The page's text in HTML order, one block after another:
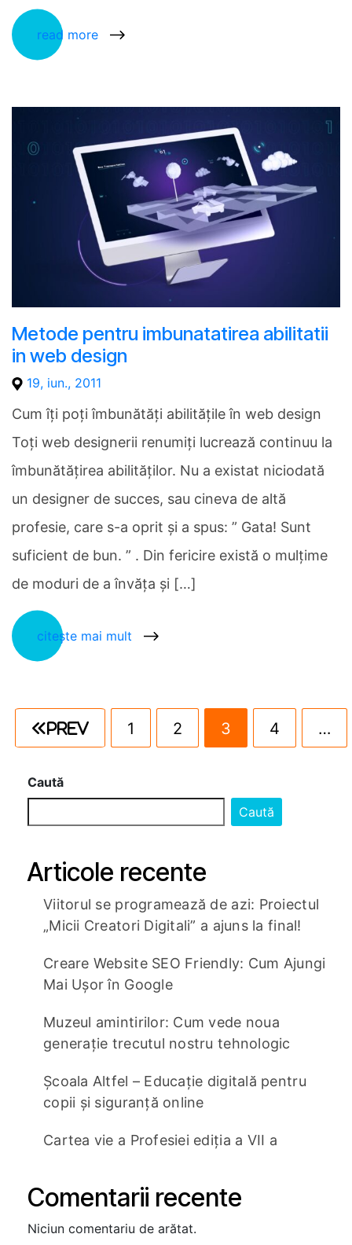
read more
Metode pentru imbunatatirea abilitatii
in web design
19, iun., 2011
Cum îți poți îmbunătăți abilitățile în web design
Toţi web designerii renumiţi lucrează continuu la
îmbunătăţirea abilităţilor. Nu a existat niciodată
un designer de succes, sau cineva de altă
profesie, care s-a oprit şi a spus: ” Gata! Sunt
suficient de bun. ” . Din fericire există o mulţime
de moduri de a învăţa şi […]
citește mai mult
Prev 1 2 3 4 …
Caută
Caută
Articole recente
Viitorul se programează de azi: Proiectul
„Micii Creatori Digitali” a ajuns la final!
Creare Website SEO Friendly: Cum Ajungi
Mai Ușor în Google
Muzeul amintirilor: Cum vede noua
generație trecutul nostru tehnologic
Școala Altfel – Educație digitală pentru
copii și siguranță online
Cartea vie a Profesiei ediția a VII a
Comentarii recente
Niciun comentariu de arătat.